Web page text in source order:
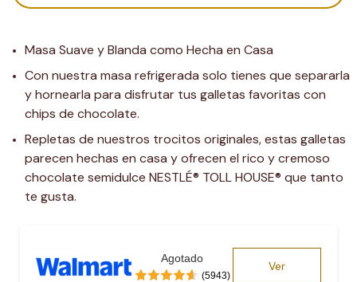
Masa Suave y Blanda como Hecha en Casa
Con nuestra masa refrigerada solo tienes que separarla
y hornearla para disfrutar tus galletas favoritas con
chips de chocolate.
Repletas de nuestros trocitos originales, estas galletas
parecen hechas en casa y ofrecen el rico y cremoso
chocolate semidulce NESTLÉ® TOLL HOUSE® que tanto
te gusta.
Agotado
(5943)
Ver